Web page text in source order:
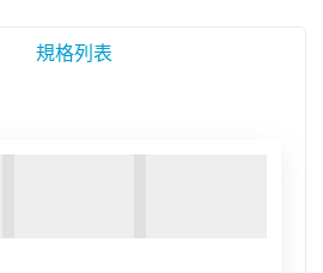
規格列表